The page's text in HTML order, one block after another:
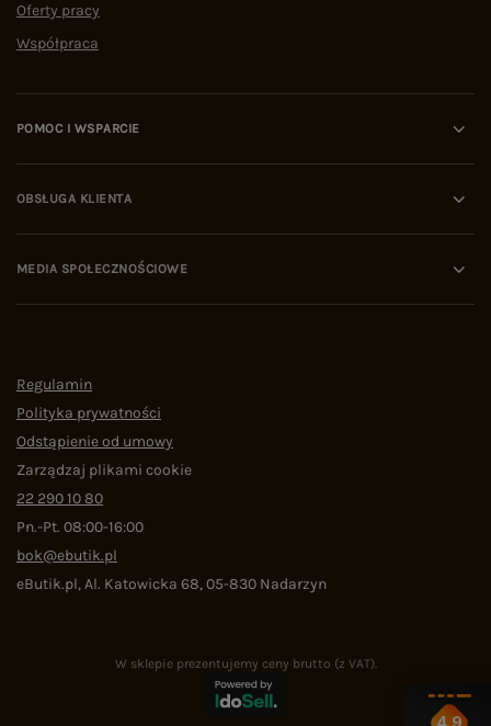
Oferty pracy
Współpraca
POMOC I WSPARCIE
OBSŁUGA KLIENTA
MEDIA SPOŁECZNOŚCIOWE
Regulamin
Polityka prywatności
Odstąpienie od umowy
Zarządzaj plikami cookie
22 290 10 80
Pn.-Pt. 08:00-16:00
bok@ebutik.pl
eButik.pl,Al. Katowicka 68,05-830 Nadarzyn
W sklepie prezentujemy ceny brutto (z VAT).
4.9